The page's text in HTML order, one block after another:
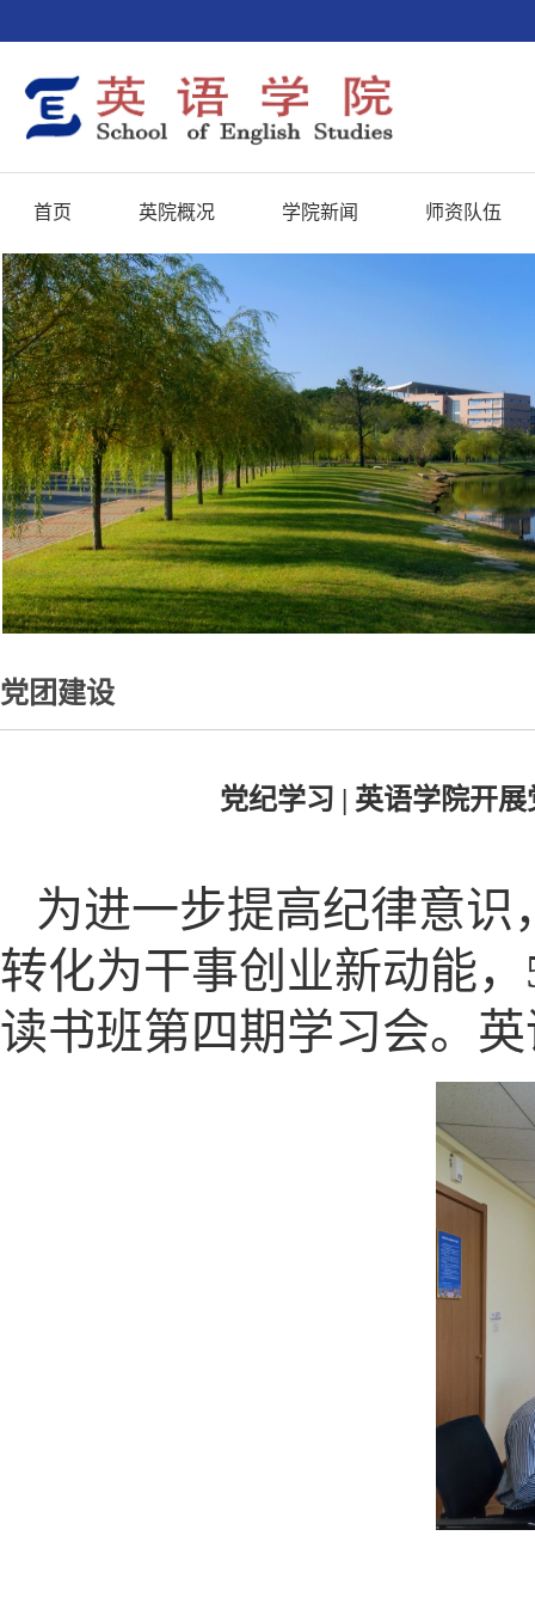
首页 英院概况 学院新闻 师资队伍
党团建设
党纪学习 | 英语学院开
为进一步提高纪律意
转化为干事创业新动能
读书班第四期学习会。